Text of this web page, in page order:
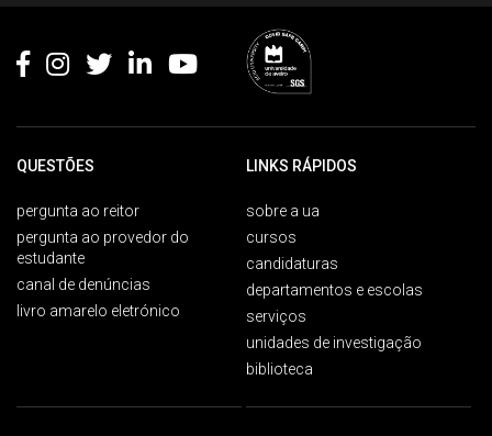
QUESTÕES
pergunta ao reitor
pergunta ao provedor do
estudante
canal de denúncias
livro amarelo eletrónico
LINKS RÁPIDOS
sobre a ua
cursos
candidaturas
departamentos e escolas
serviços
unidades de investigação
biblioteca